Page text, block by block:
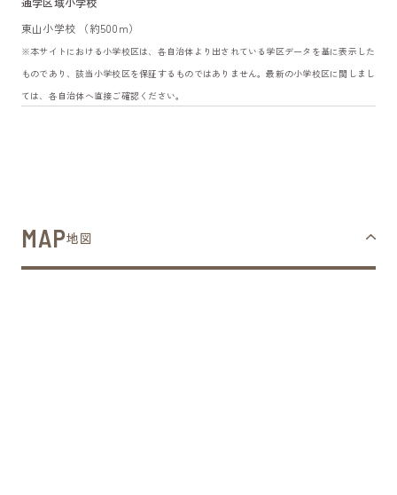
東山小学校 （約500m）
※本サイトにおける小学校区は、各自治体より出されている学区データを基に表示した
ものであり、該当小学校区を保証するものではありません。最新の小学校区に関しまし
ては、各自治体へ直接ご確認ください。
MAP地図